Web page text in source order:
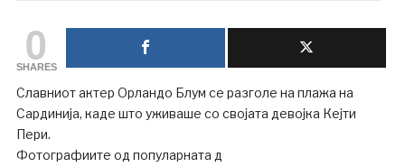
0
SHARES
Славниот актер Орландо Блум се разголе на плажа на
Сардинија, каде што уживаше со својата девојка Кејти
Пери.
Фотографиите од популарната д